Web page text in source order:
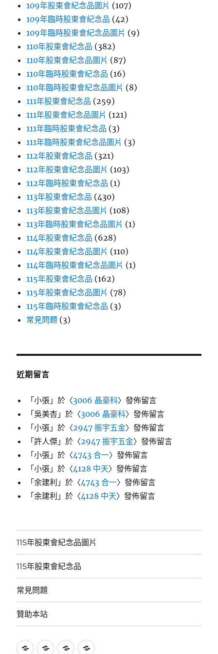
109年股東會紀念品圖片 (107)
109年臨時股東會紀念品 (42)
109年臨時股東會紀念品圖片 (9)
110年股東會紀念品 (382)
110年股東會紀念品圖片 (87)
110年臨時股東會紀念品 (16)
110年臨時股東會紀念品圖片 (8)
111年股東會紀念品 (259)
111年股東會紀念品圖片 (121)
111年臨時股東會紀念品 (3)
111年臨時股東會紀念品圖片 (3)
112年股東會紀念品 (321)
112年股東會紀念品圖片 (103)
112年臨時股東會紀念品 (1)
113年股東會紀念品 (430)
113年股東會紀念品圖片 (108)
113年臨時股東會紀念品圖片 (1)
114年股東會紀念品 (628)
114年股東會紀念品圖片 (110)
114年臨時股東會紀念品圖片 (1)
115年股東會紀念品 (162)
115年股東會紀念品圖片 (78)
115年臨時股東會紀念品 (3)
常見問題 (3)
近期留言
「小張 」於〈3006 晶豪科〉發佈留言
「吳美杏 」於〈3006 晶豪科〉發佈留言
「小張 」於〈2947 振宇五金〉發佈留言
「許人傑 」於〈2947 振宇五金〉發佈留言
「小張 」於〈4743 合一〉發佈留言
「小張 」於〈4128 中天〉發佈留言
「余建利 」於〈4743 合一〉發佈留言
「余建利 」於〈4128 中天〉發佈留言
115年股東會紀念品圖片
115年股東會紀念品
常見問題
贊助本站
115 115 常 贊